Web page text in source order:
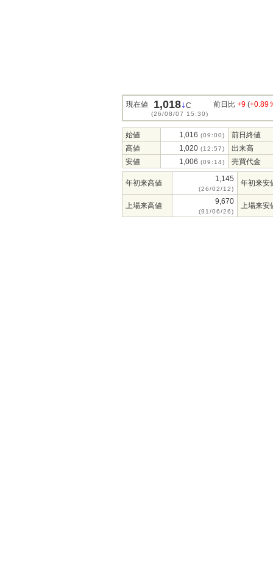
現在値 1,018↓C
(26/08/07 15:30)
前日比 +9 (+0.89
始値 1,016 (09:00)
前日終値
高値
1,020 (12:57)
出来高
安値
1,006 (09:14) 売買代金
年初来高値 1,145
(26/02/12)
年初来安
上場来高値 9,670
(91/06/26)
上場来安